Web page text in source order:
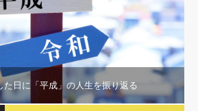
た日に「平成」の人生を振り返る